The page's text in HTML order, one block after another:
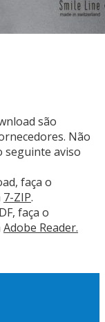
são
Não
seguinte aviso
faça o
7-ZIP.
faça o
Adobe Reader.